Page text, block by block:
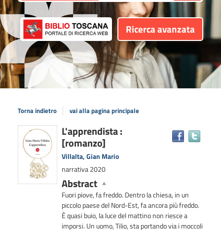
Ricerca avanzata
Torna indietro vai alla pagina principale
Dettaglio
del
documento
L'apprendista :
[romanzo]
Villalta, Gian Mario
narrativa2020
Abstract
Fuori piove, fa freddo. Dentro la chiesa, in un
piccolo paese del Nord-Est, fa ancora più freddo.
È quasi buio, la luce del mattino non riesce a
imporsi. Un uomo, Tilio, sta portando via i moccoli